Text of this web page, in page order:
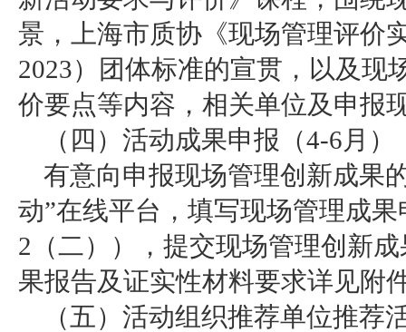
景，上海市质协《现场管理评价
2023）团体标准的宣贯，以及现
价要点等内容，相关单位及申报
（四）活动成果申报（4-6月）
有意向申报现场管理创新成果
动”在线平台，填写现场管理成
2（二）），提交现场管理创新
果报告及证实性材料要求详见附
（五）活动组织推荐单位推荐